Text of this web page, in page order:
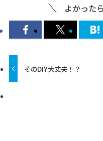
よかった
そのDIY大丈夫！？